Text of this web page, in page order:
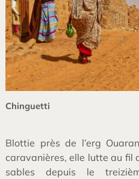
Chinguetti
Blottie près de l’erg
caravanières, elle lutte au fil
sables depuis le